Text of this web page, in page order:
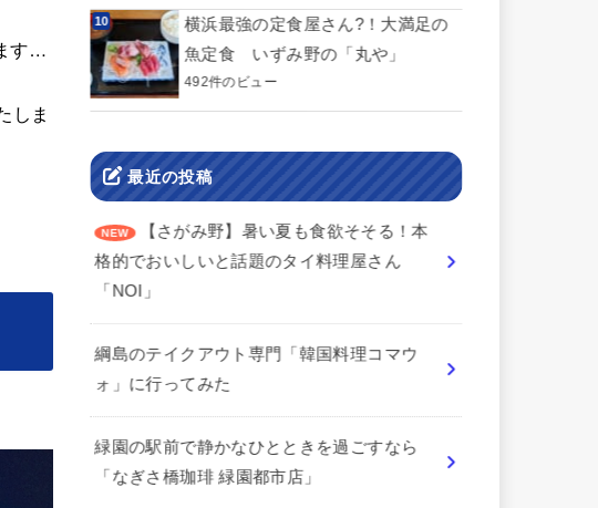
す…
しま
横浜最強の定食屋さん?！大満足の
魚定食 いずみ野の「丸や」
492件のビュー
最近の投稿
【さがみ野】暑い夏も食欲そそる！本
格的でおいしいと話題のタイ料理屋さん
「NOI」
綱島のテイクアウト専門「韓国料理コマウ
ォ」に行ってみた
緑園の駅前で静かなひとときを過ごすなら
「なぎさ橋珈琲 緑園都市店」